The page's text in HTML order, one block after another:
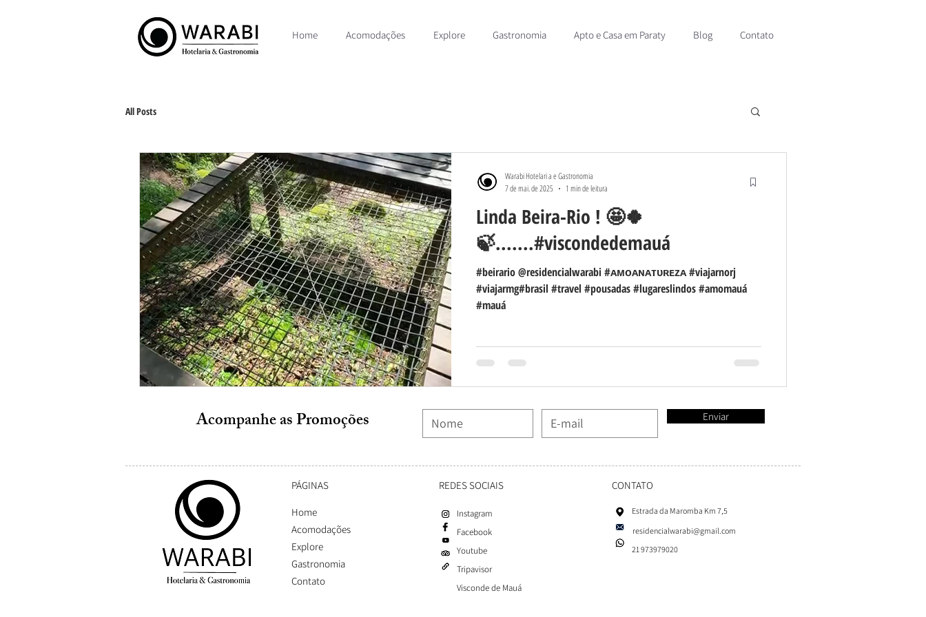
Home Acomodações Explore Gastronomia Apto e Casa em Paraty Blog Contato
All Posts
Linda Beira-Rio ! 🤩🍀
🍃.......#viscondedemauá
#beirario @residencialwarabi #ᴀᴍᴏᴀɴᴀᴛᴜʀᴇᴢᴀ #viajarnorj
#viajarmg#brasil #travel #pousadas #lugareslindos #amomauá
#mauá
Warabi Hotelari a e Gastronomia
7 de mai. de 2025
1 min de leitura
Acompanhe as Promoções Enviar
PÁGINAS
Home
Acomodações
Explore
Gastronomia
Contato
REDES SOCIAIS
Instagram
Facebook
Youtube
Tripavisor
Visconde de Mauá
CONTATO
Estrada da Maromba Km 7,5
residencialwarabi@gmail.com
21 973979020